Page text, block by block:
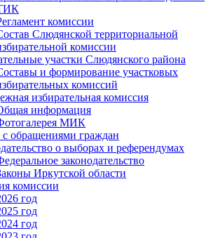
комиссии
Слюдянской территориальной
комиссии
участки Слюдянского района
и формирование участковых
комиссий
избирательная комиссия
информация
МИК
с обращениями граждан
о выборах и референдумах
законодательство
Иркутской области
комиссии
год
год
год